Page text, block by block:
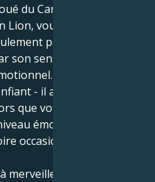
du Cancer rencontre
vous devenez
par sa
son sens de la
Votre être
- il a besoin d'être
que votre monde
émotionnel
occasionnellement
Votre soleil en